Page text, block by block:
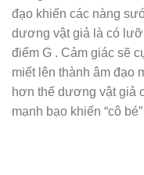
đạo khiến các nàng
dương vật giả là có
điểm G . Cảm giác sẽ
miết lên thành âm đạo
hơn thế dương vật giả
mạnh bạo khiến “cô